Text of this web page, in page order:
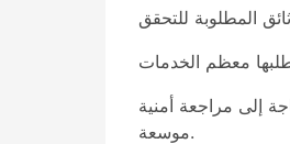
المطلوبة للتحقق
إلى مراجعة أمنية
موسعة.